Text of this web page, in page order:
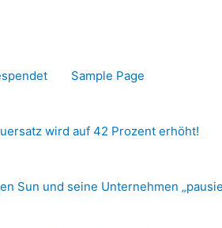
Sample Page
wird auf 42 Prozent erhöht!
Sun und seine Unternehmen